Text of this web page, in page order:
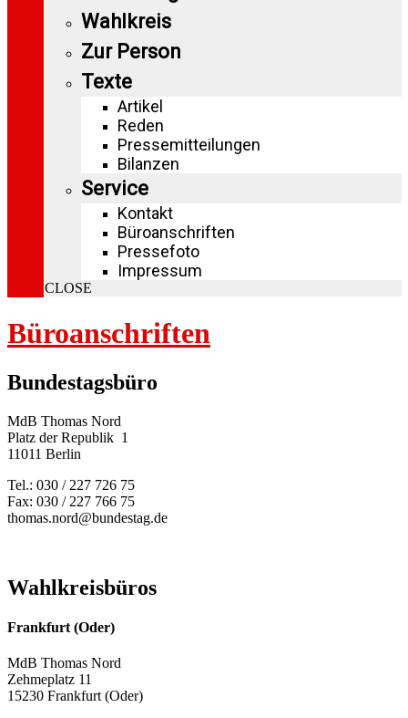
Wahlkreis
Zur Person
Texte
Artikel
Reden
Pressemitteilungen
Bilanzen
Service
Kontakt
Büroanschriften
Pressefoto
Impressum
CLOSE
Büroanschriften
Bundestagsbüro
MdB Thomas Nord
Platz der Republik 1
11011 Berlin
Tel.: 030 / 227 726 75
Fax: 030 / 227 766 75
thomas.nord@bundestag.de
Wahlkreisbüros
Frankfurt (Oder)
MdB Thomas Nord
Zehmeplatz 11
15230 Frankfurt (Oder)